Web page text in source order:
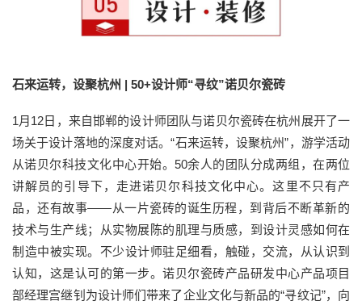
石来运转，设聚杭州 | 50+设计师“寻纹”诺贝尔瓷砖
1月12日，来自邯郸的设计师团队与诺贝尔瓷砖在杭州展开了一
场关于设计落地的深度对话。“石来运转，设聚杭州”，游学活动
从诺贝尔科技文化中心开始。50余人的团队分成两组，在两位
讲解员的引导下，走进诺贝尔科技文化中心。这里不只有产
品，还有故事——从一片瓷砖的诞生历程，到背后不断革新的
技术与生产线；从实物展陈的肌理与质感，到设计灵感如何在
制造中被实现。不少设计师驻足细看，触碰，交流，从认识到
认知，这是认可的第一步。诺贝尔瓷砖产品研发中心产品项目
部经理宫继钊为设计师们带来了企业文化与新品的“寻纹记”，向